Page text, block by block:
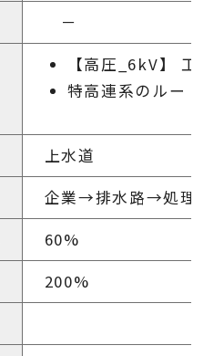
－
【高圧_6kV】 工
特高連系のルート
上水道
企業→排水路→処理場
60%
200%